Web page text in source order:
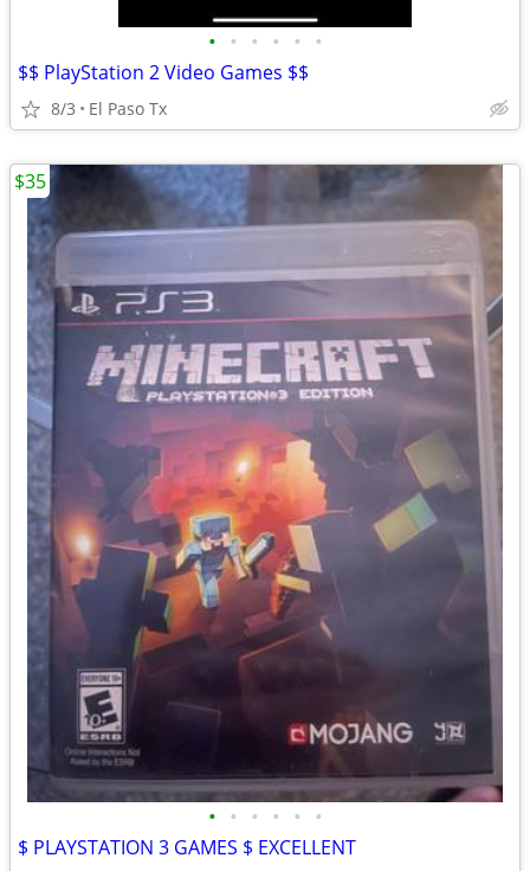
• • • • • •
$$ PlayStation 2 Video Games $$
8/3 El Paso Tx
• • • • • •
$ PLAYSTATION 3 GAMES $ EXCELLENT
$35